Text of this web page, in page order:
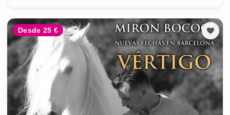
Desde 25 €